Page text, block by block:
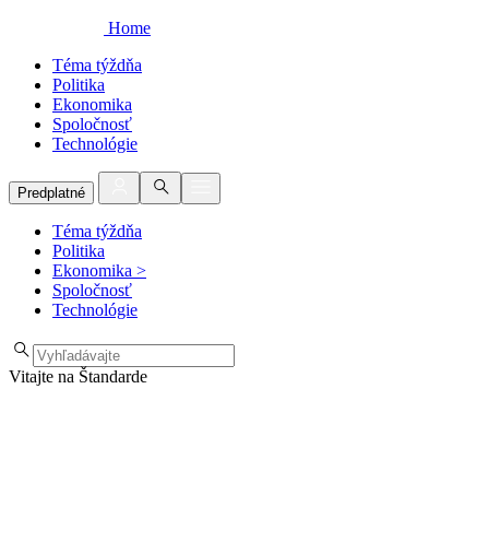
Home
Téma týždňa
Politika
Ekonomika
Spoločnosť
Technológie
Predplatné
Téma týždňa
Politika
Ekonomika >
Spoločnosť
Technológie
Vitajte na Štandarde